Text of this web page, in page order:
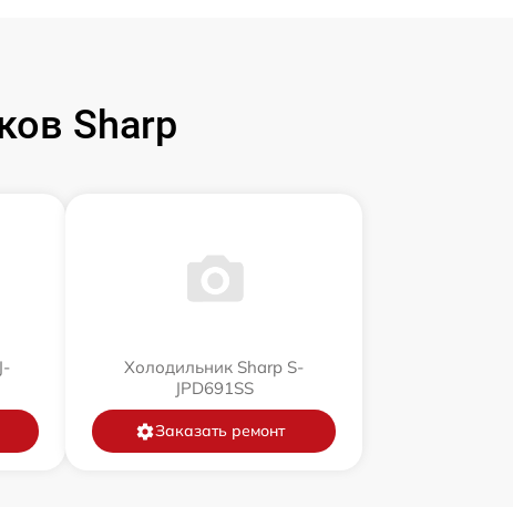
Sharp
Холодильник Sharp S-
JPD691SS
Заказать ремонт